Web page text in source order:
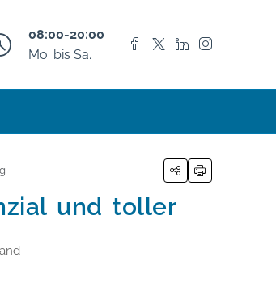
08:00-20:00
Mo. bis Sa.
und toller